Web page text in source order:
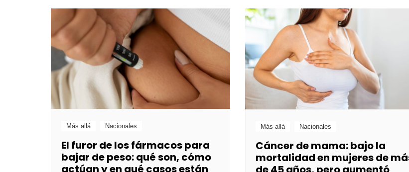
Más allá Nacionales
El furor de los fármacos para
bajar de peso: qué son, cómo
actúan y en qué casos están
Más allá Nacionales
Cáncer de mama: bajo la
mortalidad en mujeres de